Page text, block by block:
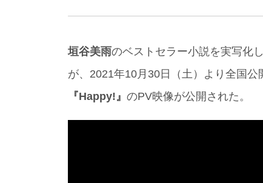
垣谷美雨のベストセラー小説を実写化
が、2021年10月30日（土）より全国公
『Happy!』 のPV映像が公開された。